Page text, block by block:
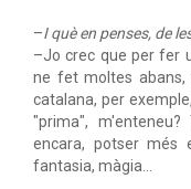
–I què en penses, de
–Jo crec que per fer
ne fet moltes abans,
catalana, per
"prima",
encara, potser més
fantasia, màgia…